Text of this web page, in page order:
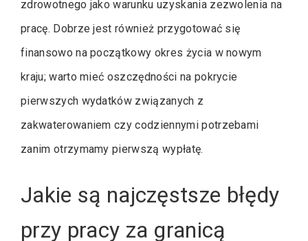
zdrowotnego jako warunku uzyskania zezwolenia na
pracę. Dobrze jest również przygotować się
finansowo na początkowy okres życia w nowym
kraju; warto mieć oszczędności na pokrycie
pierwszych wydatków związanych z
zakwaterowaniem czy codziennymi potrzebami
zanim otrzymamy pierwszą wypłatę.
Jakie są najczęstsze błędy
przy pracy za granicą